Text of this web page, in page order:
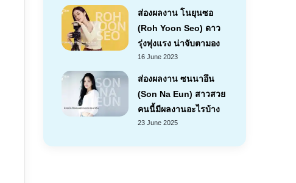
ส่องผลงาน โนยุนซอ
(Roh Yoon Seo) ดาว
รุ่งพุ่งแรง น่าจับตามอง
16 June 2023
ส่องผลงาน ซนนาอึน
(Son Na Eun) สาวสวย
คนนี้มีผลงานอะไรบ้าง
23 June 2025